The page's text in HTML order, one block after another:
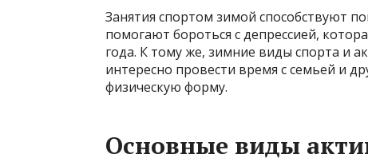
Занятия спортом зимой способствуют
помогают бороться с депрессией,
года. К тому же, зимние виды спорта и
интересно провести время с семьей и
физическую форму.
Основные виды